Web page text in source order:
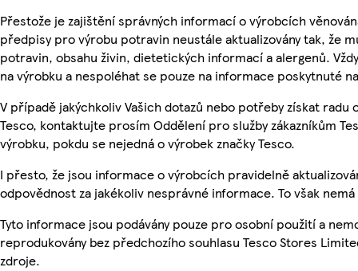
Přestože je zajištění správných informací o výrobcích
předpisy pro výrobu potravin neustále aktualizovány tak, že
potravin, obsahu živin, dietetických informací a alergenů.
na výrobku a nespoléhat se pouze na informace poskytnuté
V případě jakýchkoliv Vašich dotazů nebo potřeby získat radu
Tesco, kontaktujte prosím Oddělení pro služby zákazníkům
výrobku, pokdu se nejedná o výrobek značky Tesco.
I přesto, že jsou informace o výrobcích pravidelně
odpovědnost za jakékoliv nesprávné informace. To však
Tyto informace jsou podávány pouze pro osobní použití a
reprodukovány bez předchozího souhlasu Tesco Stores
zdroje.